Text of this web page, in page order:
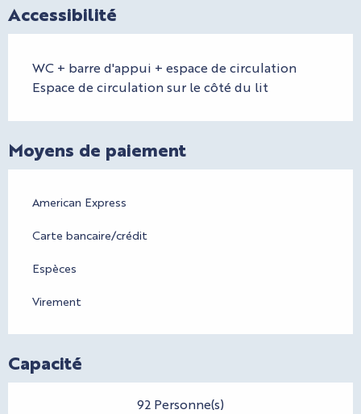
Accessibilité
WC + barre d'appui + espace de circulation
Espace de circulation sur le côté du lit
Moyens de paiement
American Express
Carte bancaire/crédit
Espèces
Virement
Capacité
92 Personne(s)